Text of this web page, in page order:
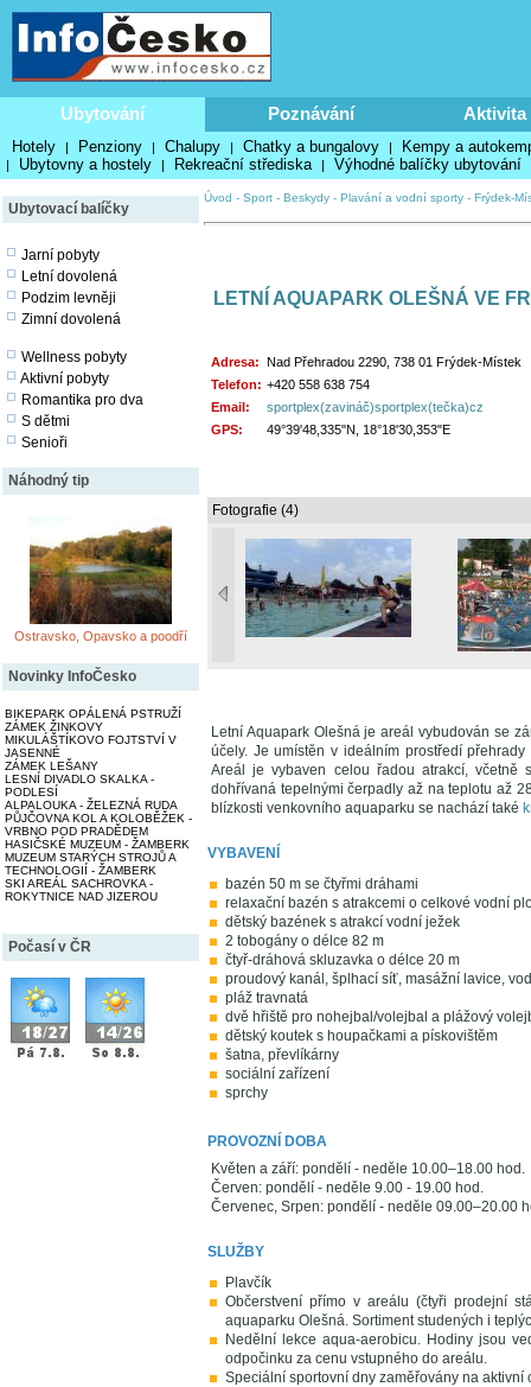
Ubytování Poznávání Aktivita
Hotely | Penziony | Chalupy | Chatky a bungalovy | Kempy a
| Ubytovny a hostely | Rekreační střediska | Výhodné balíčky ubytování
Ubytovací balíčky
Jarní pobyty
Letní dovolená
Podzim levněji
Zimní dovolená
Wellness pobyty
Aktivní pobyty
Romantika pro dva
S dětmi
Senioři
Náhodný tip
Ostravsko, Opavsko a poodří
Novinky InfoČesko
BIKEPARK OPÁLENÁ PSTRUŽÍ
ZÁMEK ŽINKOVY
MIKULÁŠTÍKOVO FOJTSTVÍ V
JASENNÉ
ZÁMEK LEŠANY
LESNÍ DIVADLO SKALKA -
PODLESÍ
ALPALOUKA - ŽELEZNÁ RUDA
PŮJČOVNA KOL A KOLOBĚŽEK -
VRBNO POD PRADĚDEM
HASIČSKÉ MUZEUM - ŽAMBERK
MUZEUM STARÝCH STROJŮ A
TECHNOLOGIÍ - ŽAMBERK
SKI AREÁL SACHROVKA -
ROKYTNICE NAD JIZEROU
Počasí v ČR
Úvod - Sport - Beskydy - Plavání a vodní sporty - Frýdek-
LETNÍ AQUAPARK OLEŠNÁ VE
Adresa: Nad Přehradou 2290, 738 01 Frýdek-Místek
Telefon: +420 558 638 754
Email:
sportplex(zavináč)sportplex(tečka)cz
GPS:
49°39'48,335"N, 18°18'30,353"E
Fotografie (4)
Letní Aquapark Olešná je areál vybudován se
účely. Je umístěn v ideálním prostředí
Areál je vybaven celou řadou atrakcí, včetně
dohřívaná tepelnými čerpadly až na teplotu až
blízkosti venkovního aquaparku se nachází také
VYBAVENÍ
bazén 50 m se čtyřmi dráhami
relaxační bazén s atrakcemi o celkové vodní
dětský bazének s atrakcí vodní ježek
2 tobogány o délce 82 m
čtyř-dráhová skluzavka o délce 20 m
proudový kanál, šplhací síť, masážní lavice,
pláž travnatá
dvě hřiště pro nohejbal/volejbal a plážový
dětský koutek s houpačkami a pískovištěm
šatna, převlíkárny
sociální zařízení
sprchy
PROVOZNÍ DOBA
Květen a září: pondělí - neděle 10.00–18.00 hod.
Červen: pondělí - neděle 9.00 - 19.00 hod.
Červenec, Srpen: pondělí - neděle 09.00–20.00
SLUŽBY
Plavčík
Občerstvení přímo v areálu (čtyři prodejní
aquaparku Olešná. Sortiment studených i
Nedělní lekce aqua-aerobicu. Hodiny jsou
odpočinku za cenu vstupného do areálu.
Speciální sportovní dny zaměřovány na aktivní